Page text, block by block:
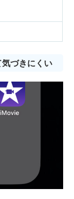
づきにくい